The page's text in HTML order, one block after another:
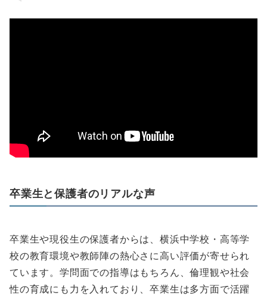
卒業生と保護者のリアルな声
卒業生や現役生の保護者からは、横浜中学校・高等学
校の教育環境や教師陣の熱心さに高い評価が寄せられ
ています。学問面での指導はもちろん、倫理観や社会
性の育成にも力を入れており、卒業生は多方面で活躍